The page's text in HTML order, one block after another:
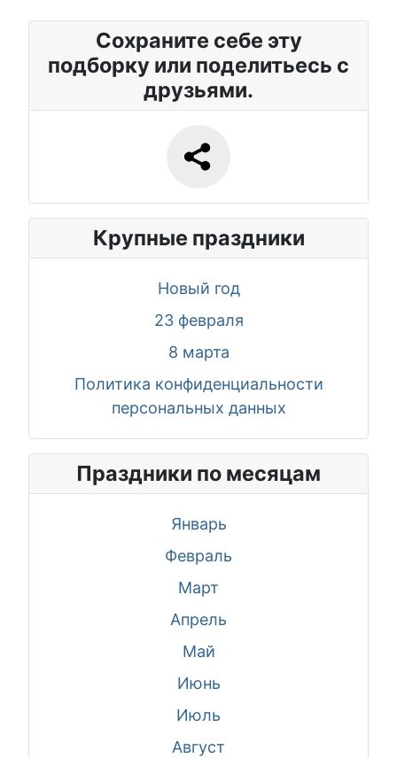
Сохраните себе эту
подборку или поделитьесь с
друзьями.
Крупные праздники
Новый год
23 февраля
8 марта
Политика конфиденциальности
персональных данных
Праздники по месяцам
Январь
Февраль
Март
Апрель
Май
Июнь
Июль
Август